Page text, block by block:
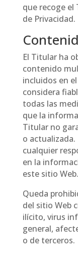
que recoge el
de Privacidad.
El Titular ha
contenido
incluidos en
considera
todas las
que la
Titular no
o
cualquier
en la
este sitio Web.
Queda
del sitio Web
ilícito, virus
general,
o de terceros.